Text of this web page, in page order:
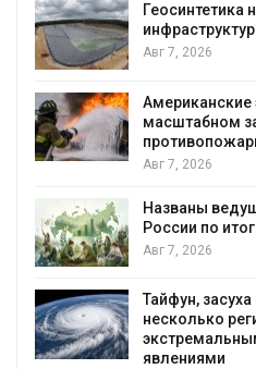
Геосинтетика
Авг 7, 2026
Американские
масштабном
Авг 7, 2026
Названы
России по
Авг 7, 2026
Тайфун,
несколько
явлениями